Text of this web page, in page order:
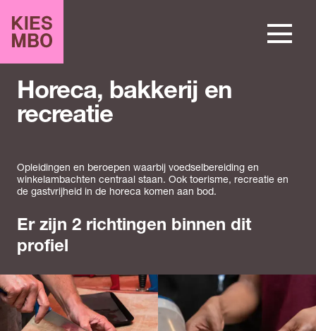
Horeca, bakkerij en
recreatie
Opleidingen en beroepen waarbij voedselbereiding en
winkelambachten centraal staan. Ook toerisme, recreatie en
de gastvrijheid in de horeca komen aan bod.
Er zijn 2 richtingen binnen dit
profiel